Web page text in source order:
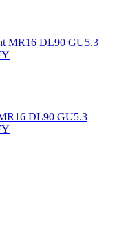
DL90 GU5.3